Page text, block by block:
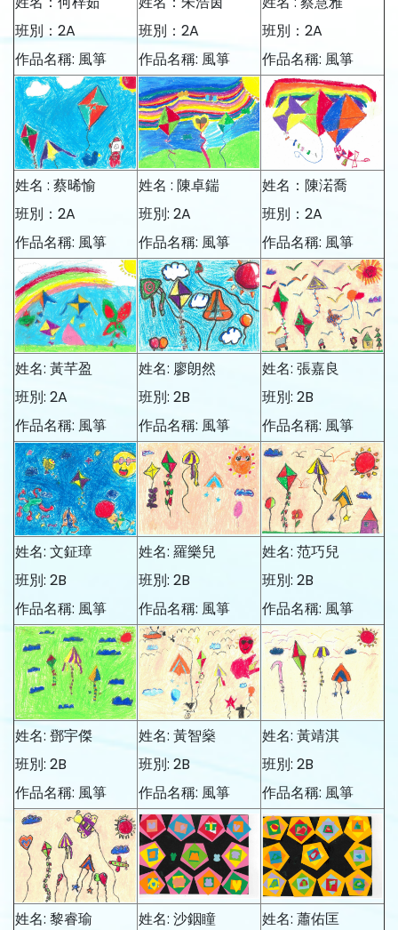
班別：2A
作品名稱: 風箏
班別：2A
作品名稱: 風箏
班別：2A
作品名稱: 風箏
姓名 : 蔡晞愉
班別：2A
作品名稱: 風箏
姓名 : 陳卓鍴
班別: 2A
作品名稱: 風箏
姓名：陳渃喬
班別：2A
作品名稱: 風箏
姓名: 黃芊盈
班別: 2A
作品名稱: 風箏
姓名: 廖朗然
班別: 2B
作品名稱: 風箏
姓名: 張嘉良
班別: 2B
作品名稱: 風箏
姓名: 文鉦璋
班別: 2B
作品名稱: 風箏
姓名: 羅樂兒
班別: 2B
作品名稱: 風箏
姓名: 范巧兒
班別: 2B
作品名稱: 風箏
姓名: 鄧宇傑
班別: 2B
作品名稱: 風箏
姓名: 黃智燊
班別: 2B
作品名稱: 風箏
姓名: 黃靖淇
班別: 2B
作品名稱: 風箏
姓名: 黎睿瑜
姓名: 沙銦瞳
姓名: 蕭佑匡